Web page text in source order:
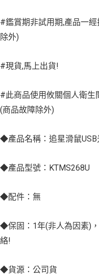
#鑑賞期非試用期,產品一
除外)
#現貨,馬上出貨!
#此商品使用攸關個人衛生
(商品故障除外)
◆產品名稱：追星滑鼠USB
◆產品型號：KTMS268U
◆配件：無
◆保固：1年(非人為因素)
絡!
◆貨源：公司貨